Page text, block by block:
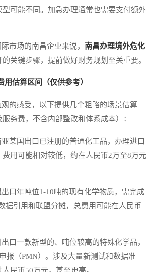
可能不同。加急办理通常也需要支付额外
场的南昌企业来说， 南昌办理境外危化
的关键步骤，提前做好财务规划至关重要。
用估算区间（仅供参考）
感受，以下提供几个粗略的场景估算
服务费，不含内部整改和体系成本）：
国出口已注册的普通化工品，办理进口
用可能相对较低，约在人民币2万至8万元
年吨位1-10吨的现有化学物质，需完成
据引用和联盟分摊，总费用可能在人民币
一款新型的、吨位较高的特殊化学品，
报（PMN）。涉及大量新测试和数据准
民币50万元，甚至更高。